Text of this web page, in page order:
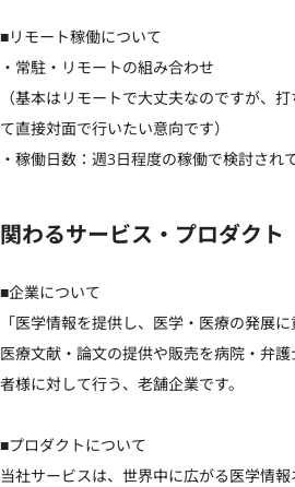
■リモート稼働について
・常駐・リモートの組み合わせ
（基本はリモートで大丈夫なのですが、
て直接対面で行いたい意向です）
・稼働日数：週3日程度の稼働で検討さ
関わるサービス・プロダクト
■企業について
「医学情報を提供し、医学・医療の発展
医療文献・論文の提供や販売を病院・弁
者様に対して行う、老舗企業です。
■プロダクトについて
当社サービスは、世界中に広がる医学情